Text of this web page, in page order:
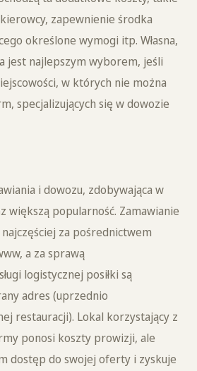
zapewnienie środka
określone wymogi itp. Własna,
jest najlepszym wyborem, jeśli
w których nie można
specjalizujących się w dowozie
i dowozu, zdobywająca w
większą popularność. Zamawianie
za pośrednictwem
a za sprawą
logistycznej posiłki są
adres (uprzednio
restauracji). Lokal korzystający z
ponosi koszty prowizji, ale
dostęp do swojej oferty i zyskuje